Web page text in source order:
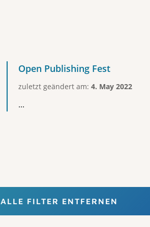
Open Publishing Fest
zuletzt geändert am: 4. May 2022
...
ALLE FILTER ENTFERNEN